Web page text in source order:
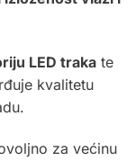
LED traka te
kvalitetu
za većinu